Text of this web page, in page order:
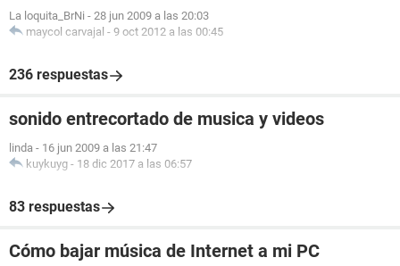
La loquita_BrNi - 28 jun 2009 a las 20:03
maycol carvajal - 9 oct 2012 a las 00:45
236 respuestas
sonido entrecortado de musica y videos
linda - 16 jun 2009 a las 21:47
kuykuyg - 18 dic 2017 a las 06:57
83 respuestas
Cómo bajar música de Internet a mi PC